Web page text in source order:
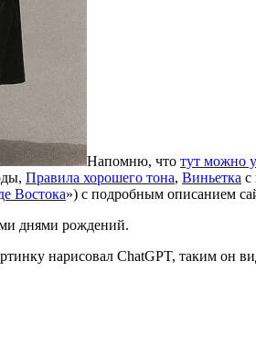
Напомню, что тут можно
Правила хорошего тона, Виньетка с
Востока») с подробным описанием
днями рождений.
нарисовал ChatGPT, таким он